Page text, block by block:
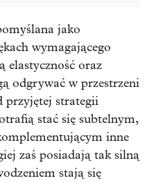
jako
wymagającego
elastyczność oraz
odgrywać w przestrzeni
przyjętej strategii
stać się subtelnym,
inne
zaś posiadają tak silną
stają się